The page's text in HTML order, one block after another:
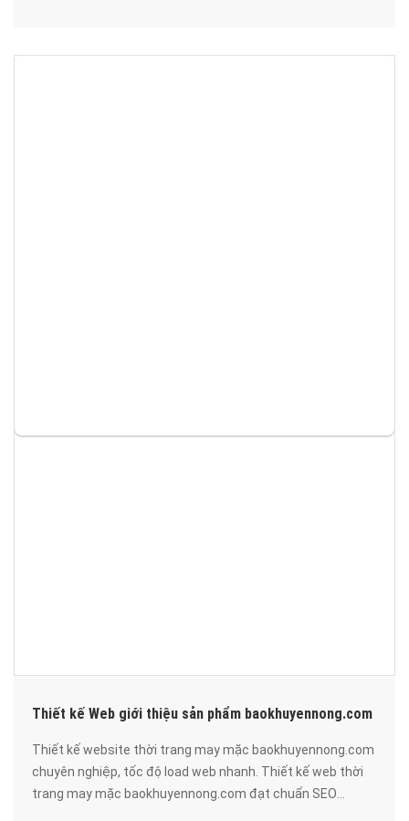
Thiết kế Web giới thiệu sản phẩm baokhuyennong.com
Thiết kế website thời trang may mặc baokhuyennong.com
chuyên nghiệp, tốc độ load web nhanh. Thiết kế web thời
trang may mặc baokhuyennong.com đạt chuẩn SEO